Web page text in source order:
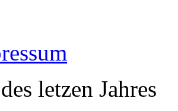
letzen Jahres